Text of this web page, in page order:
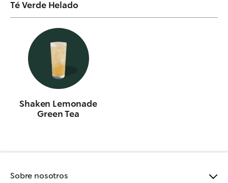
Té Verde Helado
Shaken Lemonade
Green Tea
Sobre nosotros